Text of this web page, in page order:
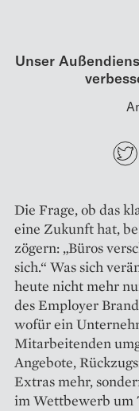
Unser
Die Frage, ob das
eine Zukunft hat,
zögern: „Büros
sich.“ Was sich
heute nicht mehr
des Employer
wofür ein
Mitarbeitenden
Angebote,
Extras mehr,
im Wettbewerb um